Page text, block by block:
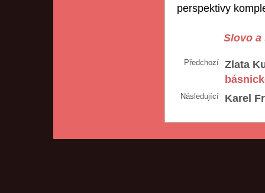
perspektivy
Slovo a
Předchozí
Zlata
Následující Karel